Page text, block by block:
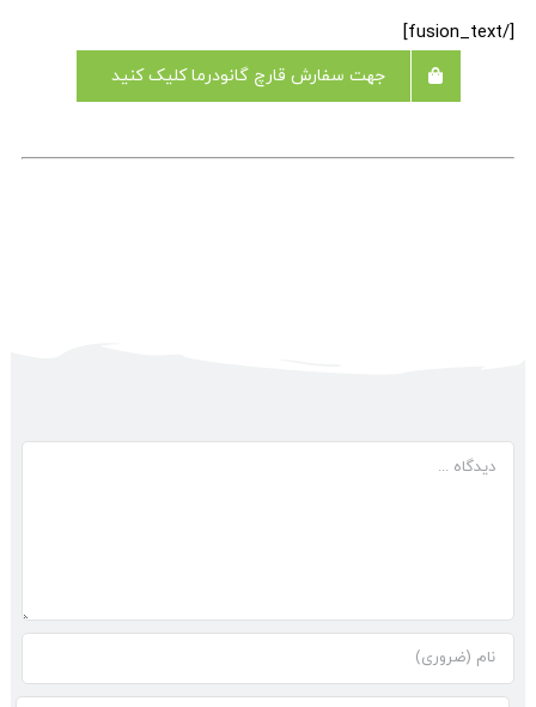
[/fusion_text]
جهت سفارش قارچ گانودرما کلیک کنید
دیدگاه